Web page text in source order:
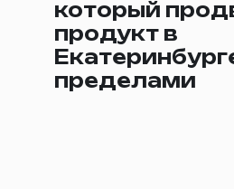
который
продукт в
пределами